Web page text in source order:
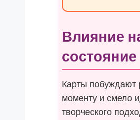
Влияние
состояние
Карты побуждают
моменту и смело
творческого